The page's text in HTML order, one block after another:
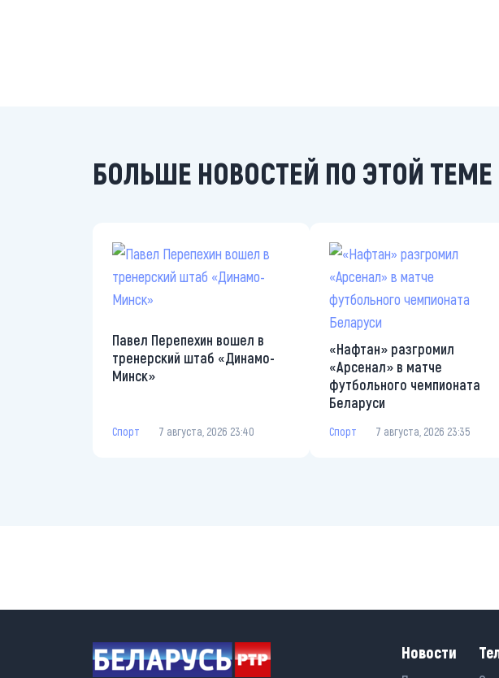
БОЛЬШЕ НОВОСТЕЙ ПО ЭТОЙ ТЕМЕ
Павел Перепехин вошел в
тренерский штаб «Динамо-
Минск»
Спорт 7 августа, 2026 23:40
«Нафтан» разгромил
«Арсенал» в матче
футбольного чемпионата
Беларуси
Спорт 7 августа, 2026 23:35
Новости